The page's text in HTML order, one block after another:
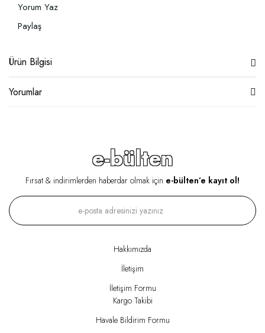
Yorum Yaz
Paylaş
Ürün Bilgisi
Yorumlar
e-bülten
Fırsat & indirimlerden haberdar olmak için e-bülten’e kayıt ol!
Hakkımızda
İletişim
İletişim Formu
Kargo Takibi
Havale Bildirim Formu